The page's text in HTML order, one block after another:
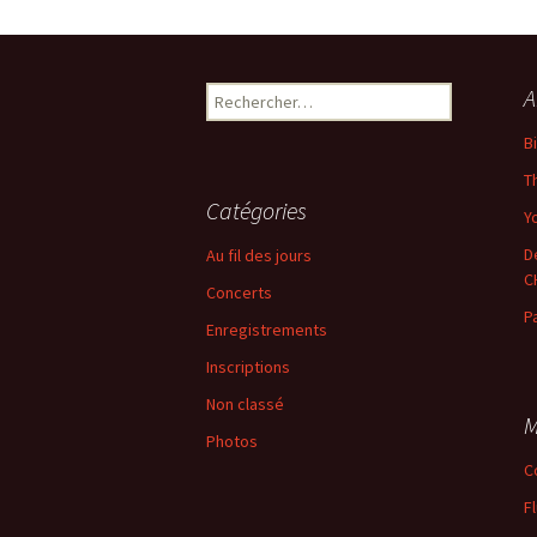
←
Rechercher :
Catégories
Au fil des jours
Concerts
Enregistrements
Inscriptions
Non classé
Photos